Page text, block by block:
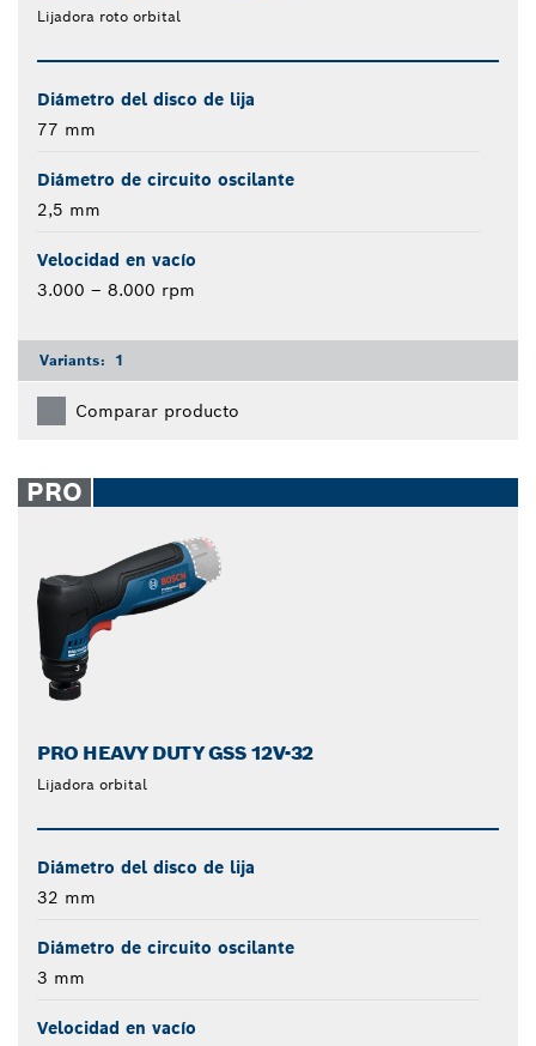
Lijadora roto orbital
Diámetro del disco de lija
77 mm
Diámetro de circuito oscilante
2,5 mm
Velocidad en vacío
3.000 – 8.000 rpm
Variants: 1
Comparar producto
PRO
PRO HEAVY DUTY GSS 12V-32
Lijadora orbital
Diámetro del disco de lija
32 mm
Diámetro de circuito oscilante
3 mm
Velocidad en vacío